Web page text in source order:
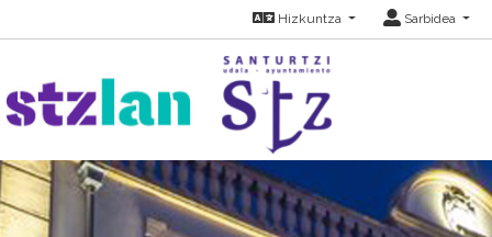
Hizkuntza Sarbidea